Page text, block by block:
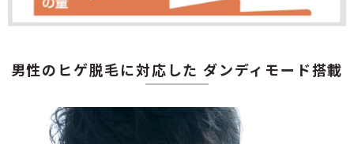
男性のヒゲ脱毛に対応した ダンディモード搭載